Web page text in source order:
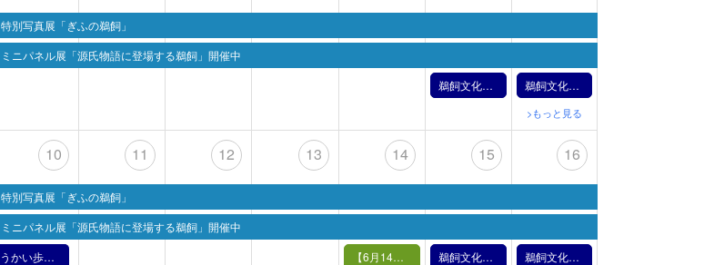
特別写真展「ぎふの鵜飼」
ミニパネル展「源氏物語に登場する鵜飼」開催中
鵜飼文化の紹介【6月8日】（2024年） 鵜飼文化の紹介【6月9日】（2024年）
>もっと見る
10
特別写真展「ぎふの鵜飼」
ミニパネル展「源氏物語に登場する鵜飼」開催中
うかい歩きー鵜飼の里とミュージアムー （2024年度）
11 12 13 14
【6月14日（金）】うかいバックヤードツアーと水上座敷
15
鵜飼文化の紹介【6月15日】（2024年）
16
鵜飼文化の紹介【6月16日】（2024年）